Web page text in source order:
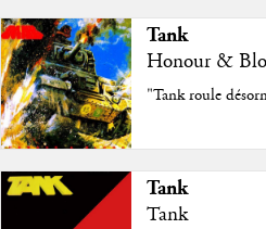
Tank
Honour &
"Tank roule
Tank
Tank